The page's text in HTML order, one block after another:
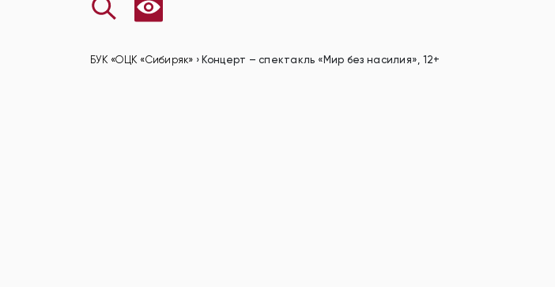
БУК «ОЦК «Сибиряк» › Концерт – спектакль «Мир без насилия», 12+